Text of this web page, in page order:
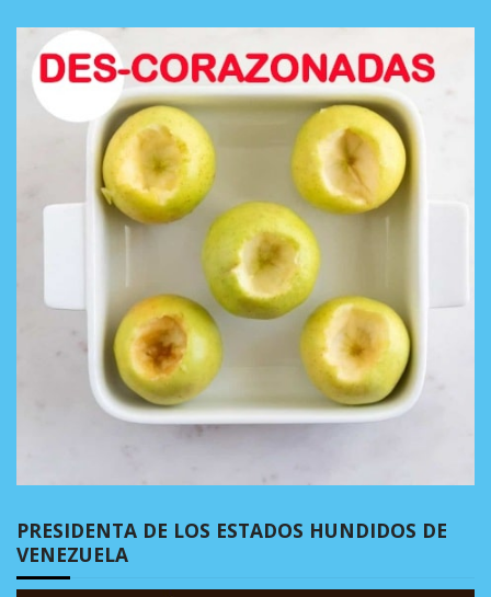
PRESIDENTA DE LOS ESTADOS HUNDIDOS DE
VENEZUELA